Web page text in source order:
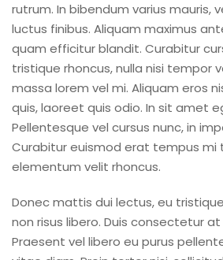
rutrum. In bibendum varius mauris,
luctus finibus. Aliquam maximus
quam efficitur blandit. Curabitur
tristique rhoncus, nulla nisi tempor
massa lorem vel mi. Aliquam eros
quis, laoreet quis odio. In sit amet
Pellentesque vel cursus nunc, in
Curabitur euismod erat tempus mi
elementum velit rhoncus.
Donec mattis dui lectus, eu
non risus libero. Duis consectetur
Praesent vel libero eu purus